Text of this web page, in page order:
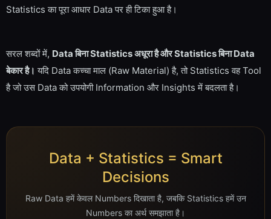
Statistics का पूरा आधार Data पर ही टिका हुआ है।
सरल शब्दों में, Data बिना Statistics अधूरा है और Statistics बिना Data
बेकार है। यदि Data कच्चा माल (Raw Material) है, तो Statistics वह Tool
है जो उस Data को उपयोगी Information और Insights में बदलता है।
Data + Statistics = Smart
Decisions
Raw Data हमें केवल Numbers दिखाता है, जबकि Statistics हमें उन
Numbers का अर्थ समझाता है।